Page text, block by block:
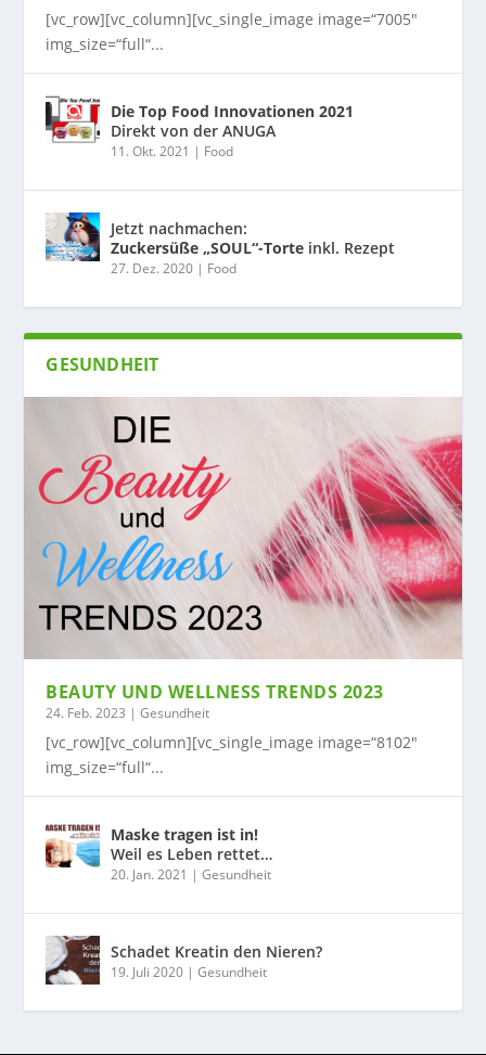
[vc_row][vc_column][vc_single_image image=“7005″
img_size=“full“...
Die Top Food Innovationen 2021
Direkt von der ANUGA
11. Okt. 2021 | Food
Jetzt nachmachen:
Zuckersüße „SOUL“-Torte inkl. Rezept
27. Dez. 2020 | Food
GESUNDHEIT
BEAUTY UND WELLNESS TRENDS 2023
24. Feb. 2023 |Gesundheit
[vc_row][vc_column][vc_single_image image=“8102″
img_size=“full“...
Maske tragen ist in!
Weil es Leben rettet…
20. Jan. 2021 |Gesundheit
Schadet Kreatin den Nieren?
19. Juli 2020 |Gesundheit